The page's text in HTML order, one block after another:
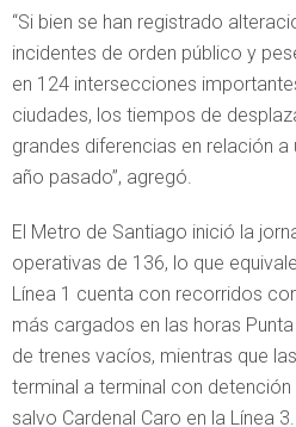
“Si bien se han registrado
incidentes de orden público y
en 124 intersecciones
ciudades, los tiempos de
grandes diferencias en relación
año pasado”, agregó.
El Metro de Santiago inició la
operativas de 136, lo que
Línea 1 cuenta con recorridos
más cargados en las horas
de trenes vacíos, mientras que
terminal a terminal con
salvo Cardenal Caro en la Línea 3.